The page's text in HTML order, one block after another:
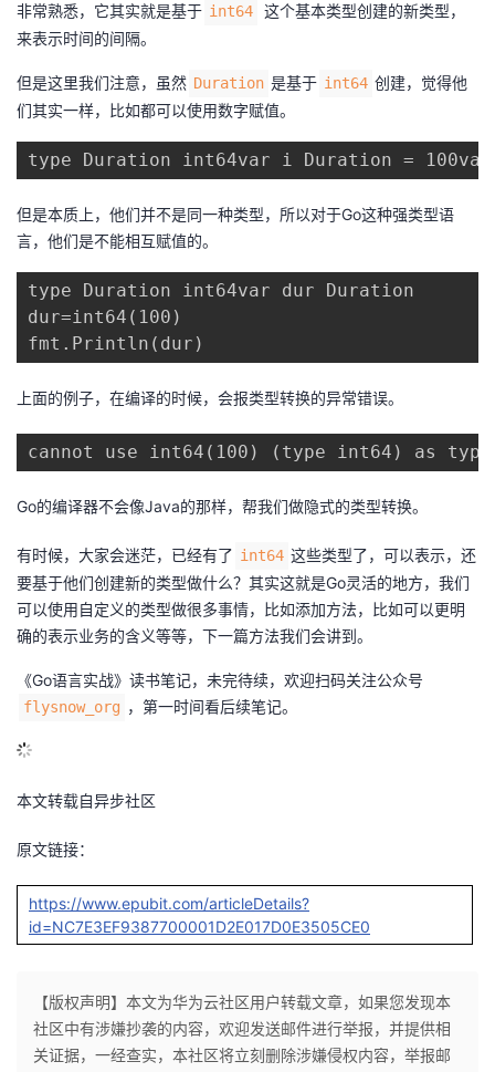
非常熟悉，它其实就是基于 int64
这个基本类型创建的新类型，
来表示时间的间隔。
但是这里我们注意，虽然 Duration 是基于 int64 创建，觉得他
们其实一样，比如都可以使用数字赋值。
type Duration int64var i Duration =
但是本质上，他们并不是同一种类型，所以对于Go这种强类型语
言，他们是不能相互赋值的。
type Duration int64var dur Duration
dur=int64(100)
fmt.Println(dur)
上面的例子，在编译的时候，会报类型转换的异常错误。
cannot use int64(100) (type int64) as
Go的编译器不会像Java的那样，帮我们做隐式的类型转换。
有时候，大家会迷茫，已经有了 int64 这些类型了，可以表示，还
要基于他们创建新的类型做什么？其实这就是Go灵活的地方，我们
可以使用自定义的类型做很多事情，比如添加方法，比如可以更明
确的表示业务的含义等等，下一篇方法我们会讲到。
《Go语言实战》读书笔记，未完待续，欢迎扫码关注公众号
flysnow_org ，第一时间看后续笔记。
本文转载自异步社区
原文链接：
https://www.epubit.com/articleDetails?
id=NC7E3EF9387700001D2E017D0E3505CE0
【版权声明】本文为华为云社区用户转载文章，如果您发现本
社区中有涉嫌抄袭的内容，欢迎发送邮件进行举报，并提供相
关证据，一经查实，本社区将立刻删除涉嫌侵权内容，举报邮